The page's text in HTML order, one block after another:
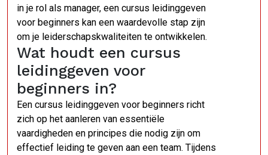
in je rol als manager, een cursus leidinggeven
voor beginners kan een waardevolle stap zijn
om je leiderschapskwaliteiten te ontwikkelen.
Wat houdt een cursus
leidinggeven voor
beginners in?
Een cursus leidinggeven voor beginners richt
zich op het aanleren van essentiële
vaardigheden en principes die nodig zijn om
effectief leiding te geven aan een team. Tijdens